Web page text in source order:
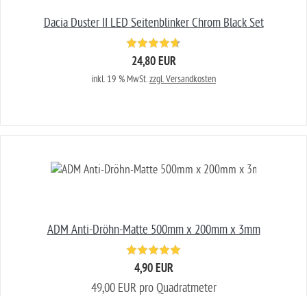
Dacia Duster II LED Seitenblinker Chrom Black Set
24,80 EUR
inkl. 19 % MwSt.zzgl. Versandkosten
ADM Anti-Dröhn-Matte 500mm x 200mm x 3mm
4,90 EUR
49,00 EUR pro Quadratmeter